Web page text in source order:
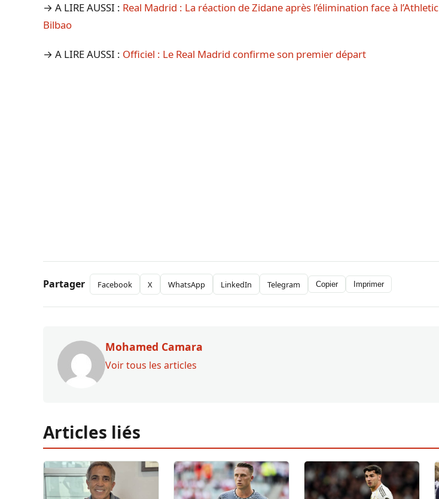
→ A LIRE AUSSI : Real Madrid : La réaction de Zidane après l’élimination face à l’Athletic
Bilbao
→ A LIRE AUSSI : Officiel : Le Real Madrid confirme son premier départ
Partager Facebook X WhatsApp LinkedIn Telegram Copier Imprimer
Mohamed Camara
Voir tous les articles
Articles liés